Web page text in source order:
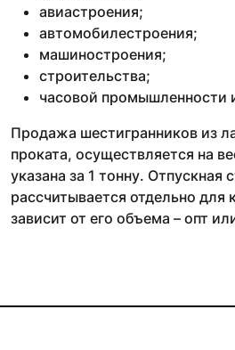
авиастроения;
автомобилестроения;
машиностроения;
строительства;
часовой промышленности
Продажа шестигранников из
проката, осуществляется на
указана за 1 тонну. Отпускная
рассчитывается отдельно для
зависит от его объема – опт